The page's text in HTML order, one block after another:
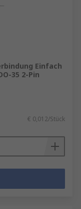
Einfach
35 2-Pin
€ 0,012/Stück